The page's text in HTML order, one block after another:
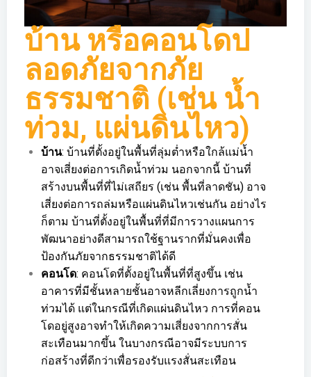
บ้าน หรือคอนโดป
ลอดภัยจากภัย
ธรรมชาติ (เช่น น้ำ
ท่วม, แผ่นดินไหว)
บ้าน: บ้านที่ตั้งอยู่ในพื้นที่ลุ่มต่ำหรือใกล้แม่น้ำ
อาจเสี่ยงต่อการเกิดน้ำท่วม นอกจากนี้ บ้านที่
สร้างบนพื้นที่ที่ไม่เสถียร (เช่น พื้นที่ลาดชัน) อาจ
เสี่ยงต่อการถล่มหรือแผ่นดินไหวเช่นกัน อย่างไร
ก็ตาม บ้านที่ตั้งอยู่ในพื้นที่ที่มีการวางแผนการ
พัฒนาอย่างดีสามารถใช้ฐานรากที่มั่นคงเพื่อ
ป้องกันภัยจากธรรมชาติได้ดี
คอนโด: คอนโดที่ตั้งอยู่ในพื้นที่ที่สูงขึ้น เช่น
อาคารที่มีชั้นหลายชั้นอาจหลีกเลี่ยงการถูกน้ำ
ท่วมได้ แต่ในกรณีที่เกิดแผ่นดินไหว การที่คอน
โดอยู่สูงอาจทำให้เกิดความเสี่ยงจากการสั่น
สะเทือนมากขึ้น ในบางกรณีอาจมีระบบการ
ก่อสร้างที่ดีกว่าเพื่อรองรับแรงสั่นสะเทือน